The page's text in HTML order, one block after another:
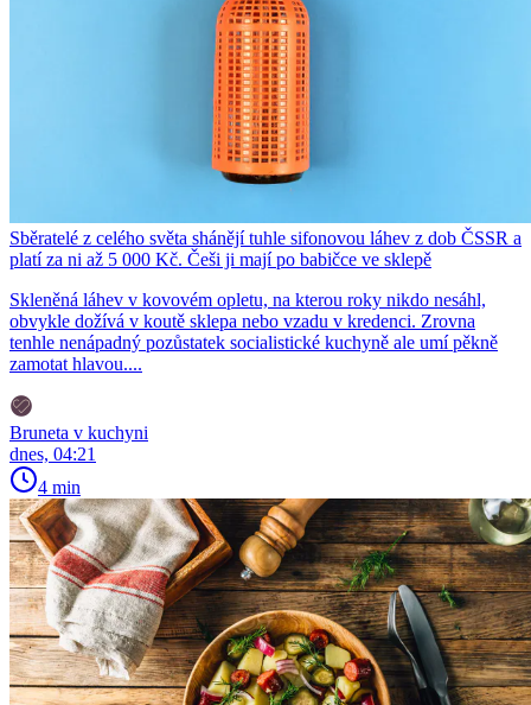
Sběratelé z celého světa shánějí tuhle sifonovou láhev z dob ČSSR a
platí za ni až 5 000 Kč. Češi ji mají po babičce ve sklepě
Skleněná láhev v kovovém opletu, na kterou roky nikdo nesáhl,
obvykle dožívá v koutě sklepa nebo vzadu v kredenci. Zrovna
tenhle nenápadný pozůstatek socialistické kuchyně ale umí pěkně
zamotat hlavou....
Bruneta v kuchyni
dnes, 04:21
4 min